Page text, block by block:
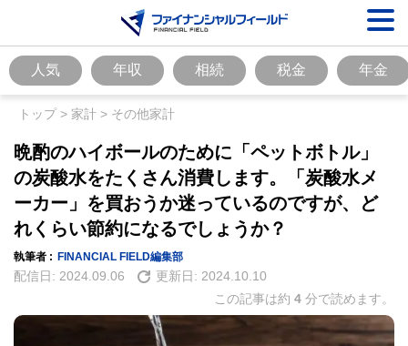
人気 年収 相続 税金 年金
トップ> 家計 > その他家計
晩酌のハイボールのために「ペットボトル」
の炭酸水をたくさん消費します。「炭酸水メ
ーカー」を買おうか迷っているのですが、ど
れくらい節約になるでしょうか？
執筆者 : FINANCIAL FIELD編集部
配信日: 2024.09.06 更新日: 2024.10.10
この記事は約 4 分で読めます。